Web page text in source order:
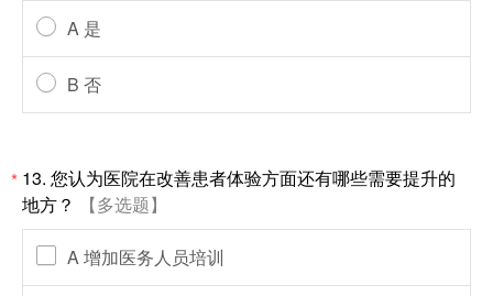
A 是
B 否
* 13. 您认为医院在改善患者体验方面还有哪些需要提升的
地方？
【多选题】
A 增加医务人员培训